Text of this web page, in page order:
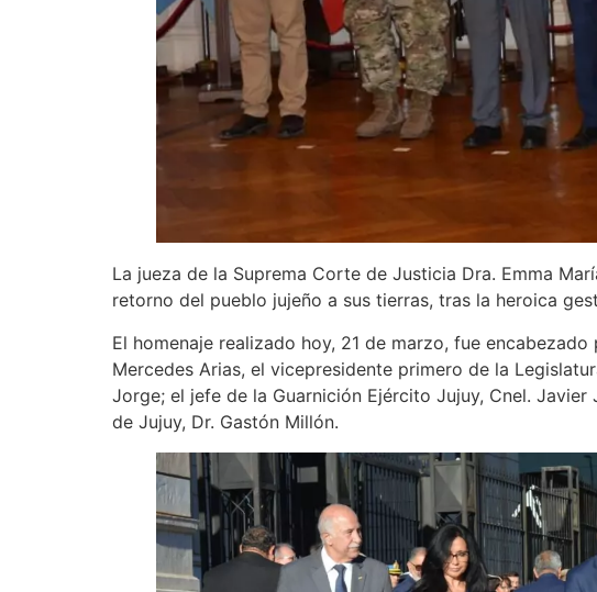
La jueza de la Suprema Corte de Justicia Dra. Emma
retorno del pueblo jujeño a sus tierras, tras la heroica
El homenaje realizado hoy, 21 de marzo, fue
Mercedes Arias, el vicepresidente primero de la
Jorge; el jefe de la Guarnición Ejército Jujuy, Cnel.
de Jujuy, Dr. Gastón Millón.